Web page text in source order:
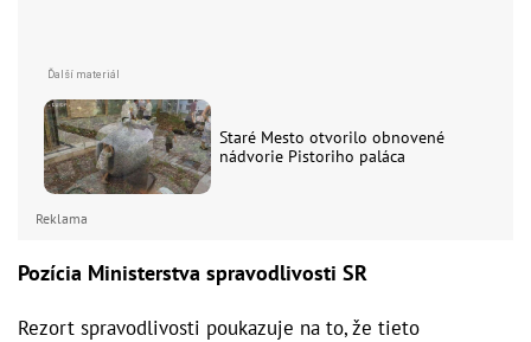
Staré Mesto otvorilo obnovené
nádvorie Pistoriho paláca
Reklama
Pozícia Ministerstva spravodlivosti SR
Rezort spravodlivosti poukazuje na to, že tieto